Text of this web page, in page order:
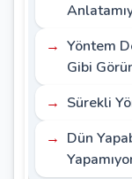
Yöntem
Gibi
Sürekli
Dün